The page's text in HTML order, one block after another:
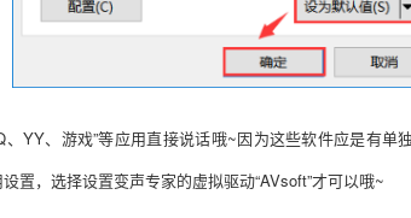
YY、游戏”等应用直接说话哦~因为这些软件应是有
置，选择设置变声专家的虚拟驱动“AVsoft”才可以哦~